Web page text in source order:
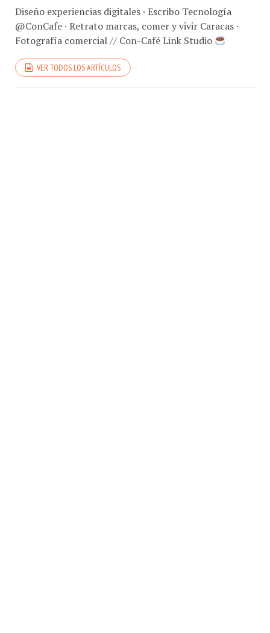
Diseño experiencias digitales · Escribo Tecnología
@ConCafe · Retrato marcas, comer y vivir Caracas ·
Fotografía comercial // Con-Café Link Studio
VER TODOS LOS ARTÍCULOS